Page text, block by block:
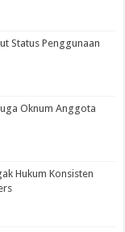
Status Penggunaan
Oknum Anggota
Hukum Konsisten